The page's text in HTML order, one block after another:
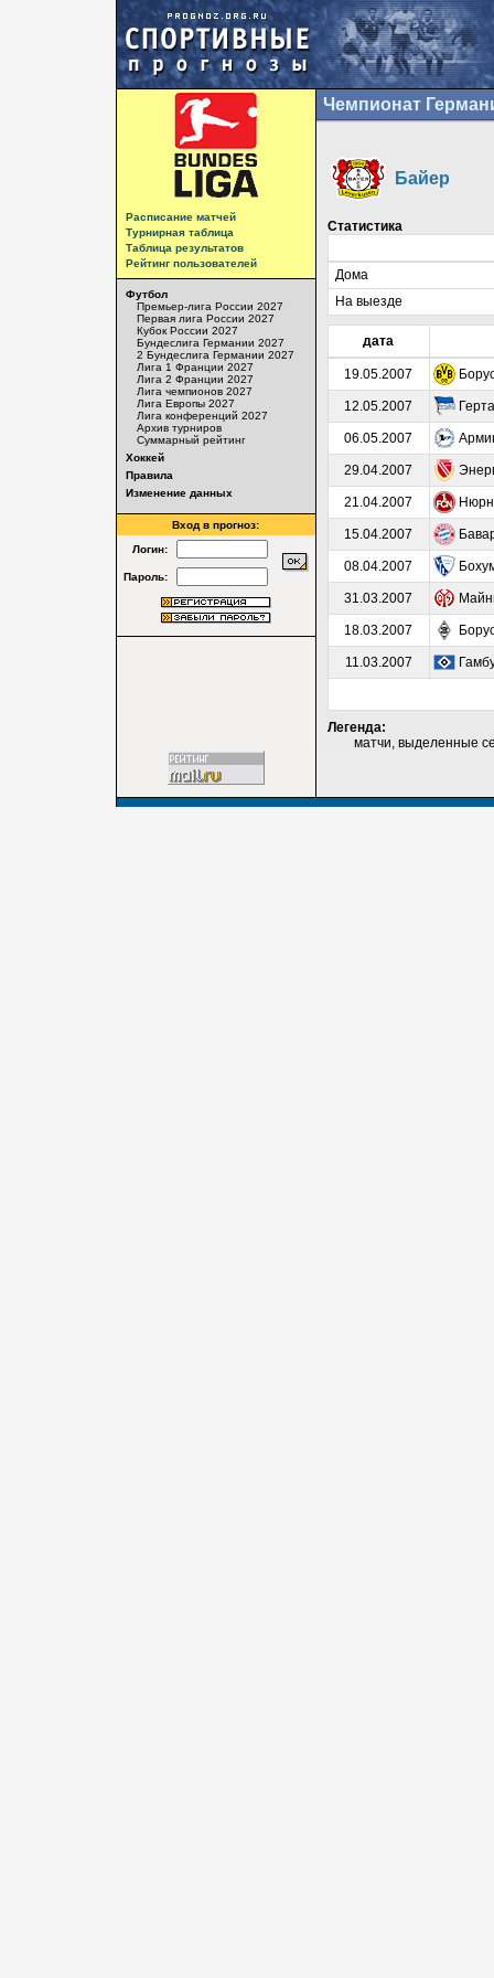
Расписание матчей
Турнирная таблица
Таблица результатов
Рейтинг пользователей
Футбол
Премьер-лига России 2027
Первая лига России 2027
Кубок России 2027
Бундеслига Германии 2027
2 Бундеслига Германии 2027
Лига 1 Франции 2027
Лига 2 Франции 2027
Лига чемпионов 2027
Лига Европы 2027
Лига конференций 2027
Архив турниров
Суммарный рейтинг
Хоккей
Правила
Изменение данных
Вход в прогноз:
Логин:
Пароль:
Чемпионат
Байер
Статистика
Дома
На выезде
дата
19.05.2007
12.05.2007 Герта
06.05.2007
29.04.2007
21.04.2007
15.04.2007
08.04.2007
31.03.2007
18.03.2007
11.03.2007
Легенда:
матчи, выделенные